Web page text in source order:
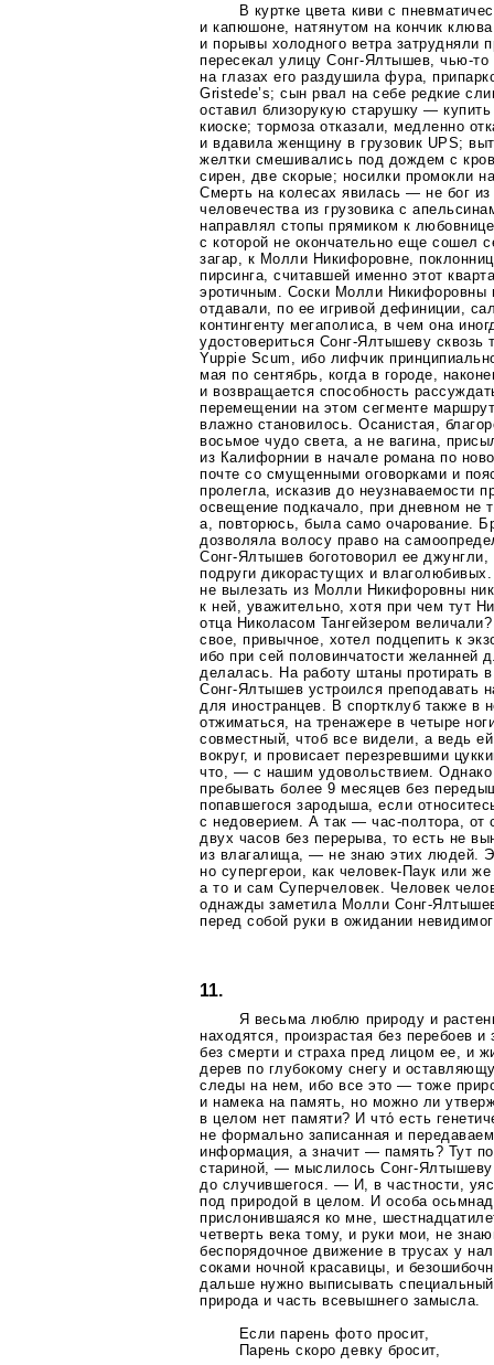
В куртке цвета киви с
и капюшоне, натянутом на кончик
и порывы холодного ветра затрудняли
пересекал улицуСонг-Ялтышев ,чью-то
на глазах его раздушила фура,
Gristede’s; сын рвал на себе редкие
оставил близорукую старушку — купить
киоске; тормоза отказали, медленно
и вдавила женщину в грузовик UPS;
желтки смешивались под дождем с
сирен, две скорые; носилки промокли
Смерть на колесах явилась — не бог
человечества из грузовика c
направлял стопы прямиком к
с которой не окончательно еще сошел
загар, к Молли Никифоровне,
пирсинга, считавшей именно этот
эротичным. Соски Молли Никифоровны
отдавали, по ее игривой дефиниции,
контингенту мегаполиса, в чем она
удостовериться Сонг-Ялтышеву сквозь
Yuppie Scum, ибо лифчик
мая по сентябрь, когда в городе,
и возвращается способность
перемещении на этом сегменте
влажно становилось. Осанистая,
восьмое чудо света, а не вагина,
из Калифорнии в начале романа по
почте со смущенными оговорками и
пролегла, исказив до неузнаваемости
освещение подкачало, при дневном не
а, повторюсь, была само очарование.
дозволяла волосу право на
Сонг-Ялтышев боготоворил ее
подруги дикорастущих и
не вылезать из Молли Никифоровны
к ней, уважительно, хотя при чем тут
отца Николасом Тангейзером
свое, привычное, хотел подцепить к
ибо при сей половинчатости желанней
делалась. На работу штаны протирать
Сонг-Ялтышев устроился преподавать
для иностранцев. В спортклуб также в
отжиматься, на тренажере в четыре
совместный, чтоб все видели, а ведь
вокруг, и провисает перезревшими
что, — с нашим удовольствием.
пребывать более 9 месяцев без
попавшегося зародыша, если
с недоверием. А так —час-полтора ,
двух часов без перерыва, то есть не
из влагалища, — не знаю этих людей.
но супергерои, как человек-Паук или
а то и сам Суперчеловек. Человек
однажды заметила Молли Сонг-
перед собой руки в ожидании
11.
Я весьма люблю природу и
находятся, произрастая без перебоев
без смерти и страха пред лицом ее, и
дерев по глубокому снегу и
следы на нем, ибо все это — тоже
и намека на память, но можно ли
в целом нет памяти? И что́ есть
не формально записанная и
информация, а значит — память? Тут
стариной, — мыслилосьСонг-Ялтышеву
до случившегося. — И, в частности,
под природой в целом. И особа
прислонившаяся ко мне,
четверть века тому, и руки мои, не
беспорядочное движение в трусах у
соками ночной красавицы, и
дальше нужно выписывать
природа и часть всевышнего замысла.
Если парень фото просит,
Парень скоро девку бросит,